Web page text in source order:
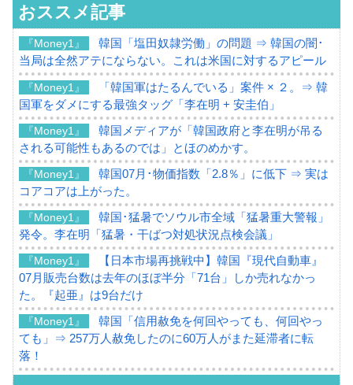
おススメ記事
『Money1』
韓国「塩田奴隷労働」の問題 ⇒ 韓国の闇･
当局は全然アテにならない。これは米国に対するアピール
『Money1』
「韓国軍はたるんでいる」案件 × ２。⇒ 韓
国軍をダメにする最強タッグ「李在明 + 安圭伯」
『Money1』
韓国メディアが「韓国政府と李在明が吊る
される可能性もあるのでは」とほのめかす。
『Money1』
韓国07月･物価指数「2.8％」に低下 ⇒ 実は
コアコアは上がった。
『Money1』
韓国･猛暑でソウル市全域「猛暑重大警報」
発令。李在明「猛暑・干ばつ対処状況点検会議」
『Money1』
【日本市場再挑戦中】韓国『現代自動車』
07月販売台数は去年のほぼ半分「71台」しか売れなかっ
た。『起亜』は9台だけ
『Money1』
韓国「信用赦免を何回やっても、何回やっ
ても」⇒ 257万人赦免したのに60万人がまた延滞者に転
落！